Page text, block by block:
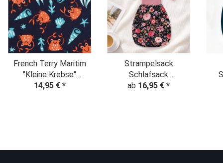
French Terry Maritim
"Kleine Krebse"
dunkelblau
14,95 € *
Strampelsack
Schlafsack
"Blumentraum Aquarell"
ab 16,95 € *